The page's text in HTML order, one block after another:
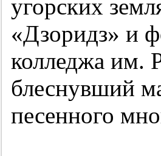
угорских
«Дзоридз» и
колледжа им.
блеснувший
песенного